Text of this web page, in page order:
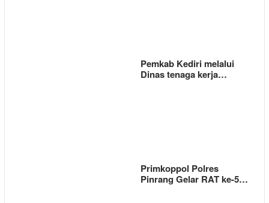
Pemkab Kediri melalui
Dinas tenaga kerja…
Primkoppol Polres
Pinrang Gelar RAT ke-5…